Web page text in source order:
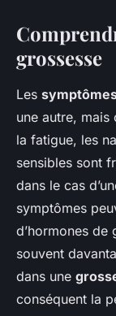
grossesse
Les
une autre, mais
la fatigue, les
sensibles sont
dans le cas
symptômes
d’hormones de
souvent
dans une
conséquent la